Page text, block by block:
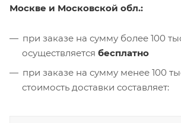
Москве и Московской обл.:
при заказе на сумму более 100
осуществляется бесплатно
при заказе на сумму менее 100
стоимость доставки составляет: